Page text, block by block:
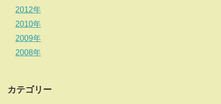
2012年
2010年
2009年
2008年
カテゴリー